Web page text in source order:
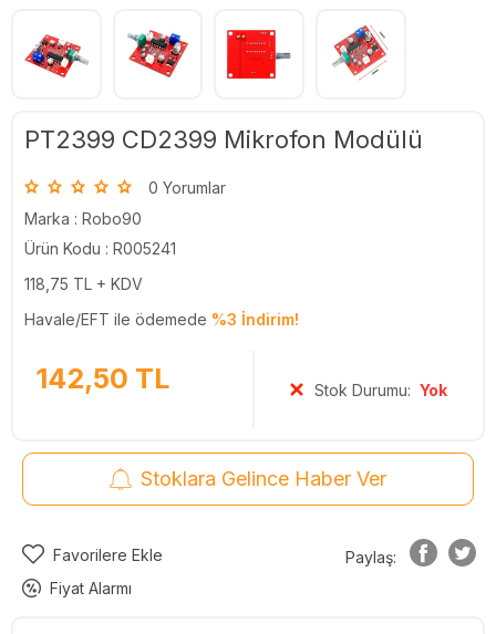
PT2399 CD2399 Mikrofon Modülü
0 Yorumlar
Marka : Robo90
Ürün Kodu : R005241
118,75 TL + KDV
Havale/EFT ile ödemede %3 İndirim!
142,50 TL Stok Durumu:Yok
Stoklara Gelince Haber Ver
Favorilere Ekle
Fiyat Alarmı
Paylaş: